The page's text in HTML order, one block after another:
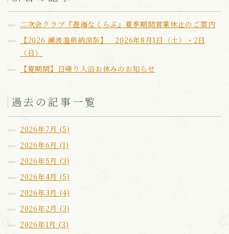
二次会クラブ『遊海なくらぶ』夏季期間営業休止のご案内
【2026 瀬波温泉納涼祭】 2026年8月1日（土）・2日
（日）
【夏期間】日帰り入浴お休みのお知らせ
過去の記事一覧
2026年7月 (5)
2026年6月 (1)
2026年5月 (3)
2026年4月 (5)
2026年3月 (4)
2026年2月 (3)
2026年1月 (3)